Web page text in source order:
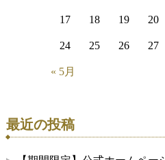
« 5月
17 18 19 20
24 25 26 27
最近の投稿